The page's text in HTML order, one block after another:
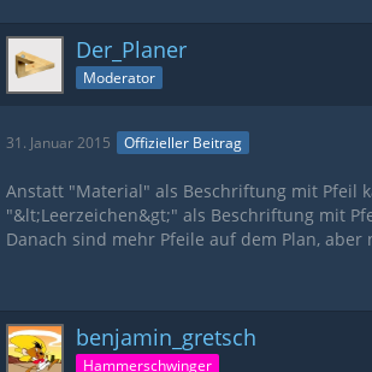
Der_Planer
Moderator
31. Januar 2015 Offizieller Beitrag
Anstatt "Material" als Beschriftung mit Pfeil
"&lt;Leerzeichen&gt;" als Beschriftung mit
Danach sind mehr Pfeile auf dem Plan, aber
benjamin_gretsch
Hammerschwinger